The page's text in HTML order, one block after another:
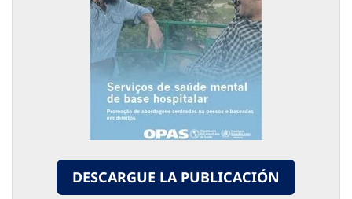
DESCARGUE LA PUBLICACIÓN